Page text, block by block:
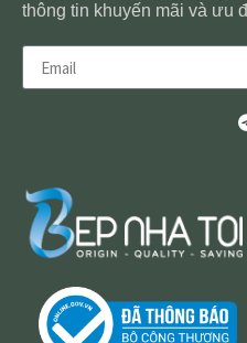
thông tin khuyến mãi và ưu